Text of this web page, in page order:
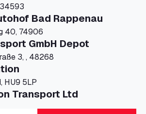
Bad Rappenau
40, 74906
GmbH Depot
Otto-Hahn-Straße 3, , 48268
HU9 5LP
Transport Ltd
ME11 5GA